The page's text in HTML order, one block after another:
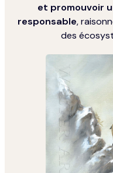
et promouvoir
responsable,
des